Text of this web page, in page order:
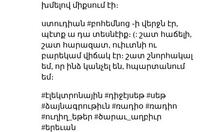
խմելով միքսում էի։
ստուդիան #բոհեմնոց ֊ի վերջն էր,
պէտք ա դա տեսնէիք։ (: շատ հաճելի,
շատ հարազատ, ուիւտնի ու
բարեկամ վիճակ էր։ շատ շնորհակալ
եմ, որ ինձ կանչել են, հպարտանում
եմ։
#էլեկտրոնային #դիջէյսեթ #սեթ
#ձայնագրութիւն #ռադիօ #ռադիո
#ուղիղ_եթեր #ծարաւ_աղբիւր
#երեւան